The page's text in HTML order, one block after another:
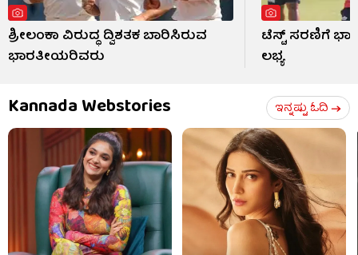
ಶ್ರೀಲಂಕಾ ವಿರುದ್ಧ ದ್ವಿಶತಕ ಬಾರಿಸಿರುವ
ಭಾರತೀಯರಿವರು
ಟೆಸ್ಟ್ ಸರಣಿಗೆ
ಲಭ್ಯ
Kannada Webstories ಇನ್ನಷ್ಟು ಓದಿ